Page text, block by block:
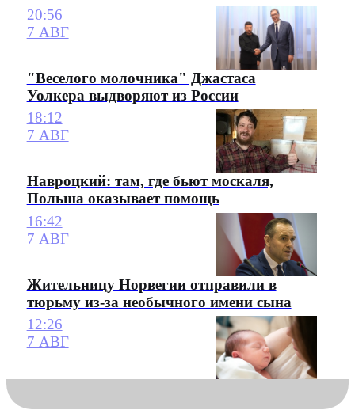
20:56
7 АВГ
"Веселого молочника" Джастаса
Уолкера выдворяют из России
18:12
7 АВГ
Навроцкий: там, где бьют москаля,
Польша оказывает помощь
16:42
7 АВГ
Жительницу Норвегии отправили в
тюрьму из-за необычного имени сына
12:26
7 АВГ